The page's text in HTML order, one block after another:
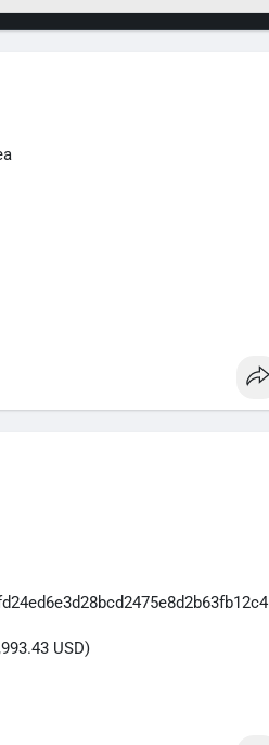
USD)
này: Khối lượng 43.3979 BTC